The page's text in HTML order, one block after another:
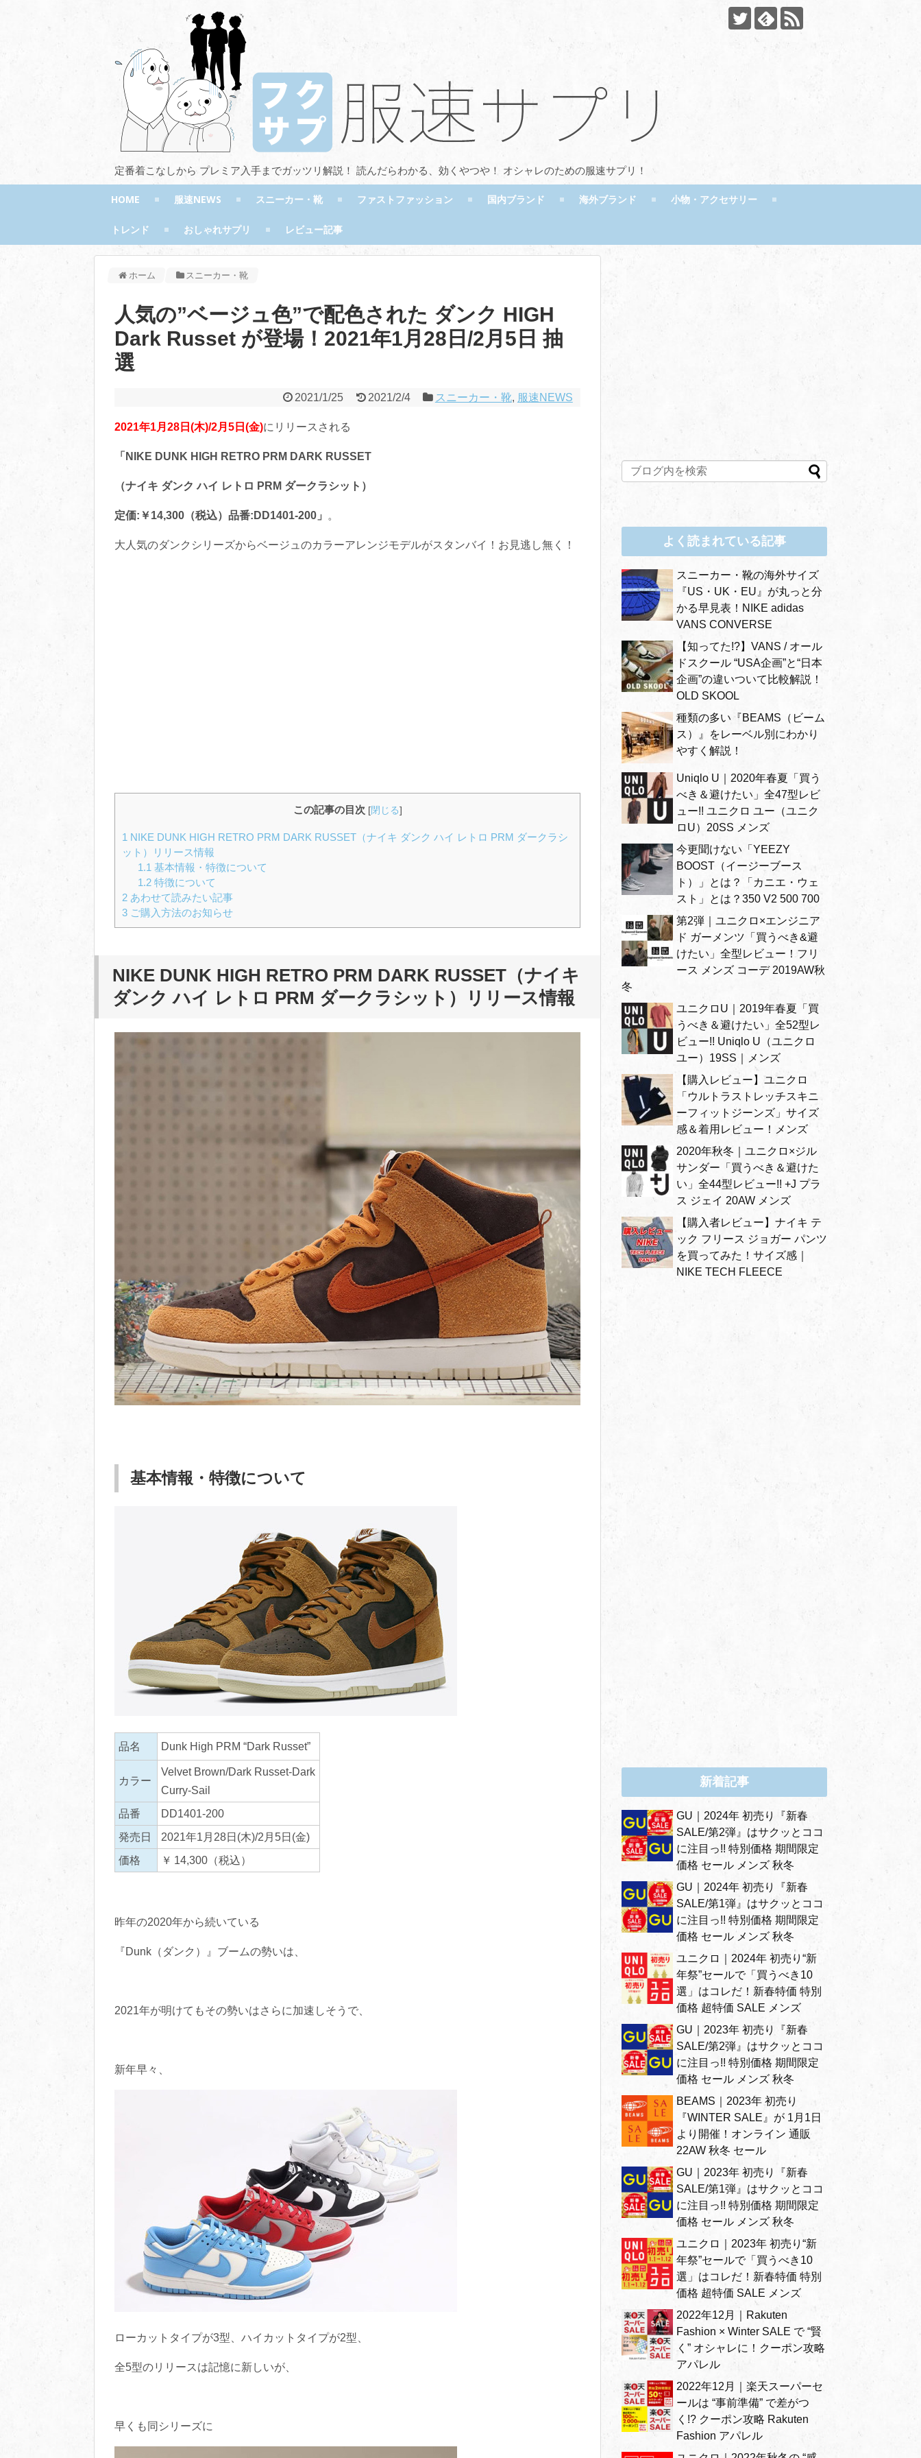
定番着こなしから プレミア入手までガッツリ解説！ 読んだらわかる、効くやつや！ オシャレのための服速サプリ！
HOME 服速NEWS スニーカー・靴 ファストファッション 国内ブランド 海外ブランド 小物・アクセサリー
トレンド おしゃれサプリ レビュー記事
ホーム スニーカー・靴
人気の”ベージュ色”で配色された ダンク HIGH
Dark Russet が登場！2021年1月28日/2月5日 抽
選
2021/1/25 2021/2/4 スニーカー・靴, 服速NEWS
2021年1月28日(木)/2月5日(金)にリリースされる
「NIKE DUNK HIGH RETRO PRM DARK RUSSET
（ナイキ ダンク ハイ レトロ PRM ダークラシット）
定価:￥14,300（税込）品番:DD1401-200」 。
大人気のダンクシリーズからベージュのカラーアレンジモデルがスタンバイ！お見逃し無く！
この記事の目次 [閉じる]
1 NIKE DUNK HIGH RETRO PRM DARK RUSSET（ナイキ ダンク ハイ レトロ PRM ダークラシ
ット）リリース情報
1.1 基本情報・特徴について
1.2特徴について
2 あわせて読みたい記事
3 ご購入方法のお知らせ
NIKE DUNK HIGH RETRO PRM DARK RUSSET（ナイキ
ダンク ハイ レトロ PRM ダークラシット）
リリース情報
基本情報・特徴について
品名 Dunk High PRM “Dark Russet”
カラー
Velvet Brown/Dark Russet-Dark
Curry-Sail
品番
DD1401-200
発売日
2021年1月28日(木)/2月5日(金)
価格
￥ 14,300（税込）
昨年の2020年から続いている
『Dunk（ダンク）』ブームの勢いは、
2021年が明けてもその勢いはさらに加速しそうで、
新年早々、
ローカットタイプが3型、ハイカットタイプが2型、
全5型のリリースは記憶に新しいが、
早くも同シリーズに
よく読まれている記事
スニーカー・靴の海外サイズ
『US・UK・EU』が丸っと分
かる早見表！NIKE adidas
VANS CONVERSE
【知ってた!?】VANS / オール
ドスクール “USA企画”と“日本
企画”の違いついて比較解説！
OLD SKOOL
種類の多い『BEAMS（ビーム
ス）』をレーベル別にわかり
やすく解説！
Uniqlo U｜2020年春夏「買う
べき＆避けたい」全47型レビ
ュー!! ユニクロ ユー（ユニク
ロU）20SS メンズ
今更聞けない「YEEZY
BOOST（イージーブース
ト）」とは？「カニエ・ウェ
スト」とは？350 V2 500 700
第2弾｜ユニクロ×エンジニア
ド ガーメンツ「買うべき&避
けたい」全型レビュー！フリ
ース メンズ コーデ 2019AW秋
冬
ユニクロU｜2019年春夏「買
うべき＆避けたい」全52型レ
ビュー!! Uniqlo U（ユニクロ
ユー）19SS｜メンズ
【購入レビュー】ユニクロ
「ウルトラストレッチスキニ
ーフィットジーンズ」サイズ
感＆着用レビュー！メンズ
2020年秋冬｜ユニクロ×ジル
サンダー「買うべき＆避けた
い」全44型レビュー!! +J プラ
ス ジェイ 20AW メンズ
【購入者レビュー】ナイキ テ
ック フリース ジョガー パンツ
を買ってみた！サイズ感｜
NIKE TECH FLEECE
新着記事
GU｜2024年 初売り『新春
SALE/第2弾』はサクッとココ
に注目っ!! 特別価格 期間限定
価格 セール メンズ 秋冬
GU｜2024年 初売り『新春
SALE/第1弾』はサクッとココ
に注目っ!! 特別価格 期間限定
価格 セール メンズ 秋冬
ユニクロ｜2024年 初売り“新
年祭”セールで「買うべき10
選」はコレだ！新春特価 特別
価格 超特価 SALE メンズ
GU｜2023年 初売り『新春
SALE/第2弾』はサクッとココ
に注目っ!! 特別価格 期間限定
価格 セール メンズ 秋冬
BEAMS｜2023年 初売り
『WINTER SALE』が 1月1日
より開催！オンライン 通販
22AW 秋冬 セール
GU｜2023年 初売り『新春
SALE/第1弾』はサクッとココ
に注目っ!! 特別価格 期間限定
価格 セール メンズ 秋冬
ユニクロ｜2023年 初売り“新
年祭”セールで「買うべき10
選」はコレだ！新春特価 特別
価格 超特価 SALE メンズ
2022年12月｜Rakuten
Fashion × Winter SALE で “賢
く” オシャレに！クーポン攻略
アパレル
2022年12月｜楽天スーパーセ
ールは “事前準備” で差がつ
く!? クーポン攻略 Rakuten
Fashion アパレル